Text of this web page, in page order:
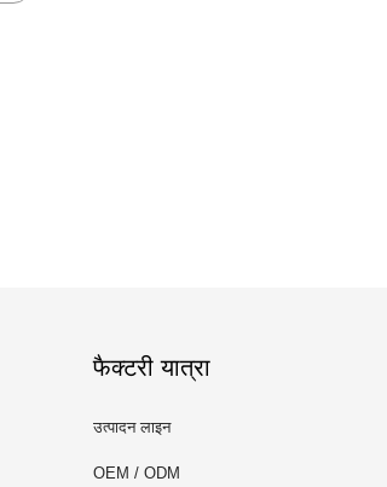
फैक्टरी यात्रा
उत्पादन लाइन
OEM / ODM